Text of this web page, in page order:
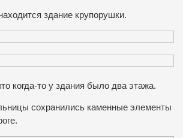
здание крупорушки.
когда-то у здания было два этажа.
сохранились каменные элементы